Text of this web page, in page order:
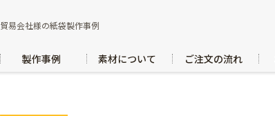
貿易会社様の紙袋製作事例
製作事例 素材について ご注文の流れ